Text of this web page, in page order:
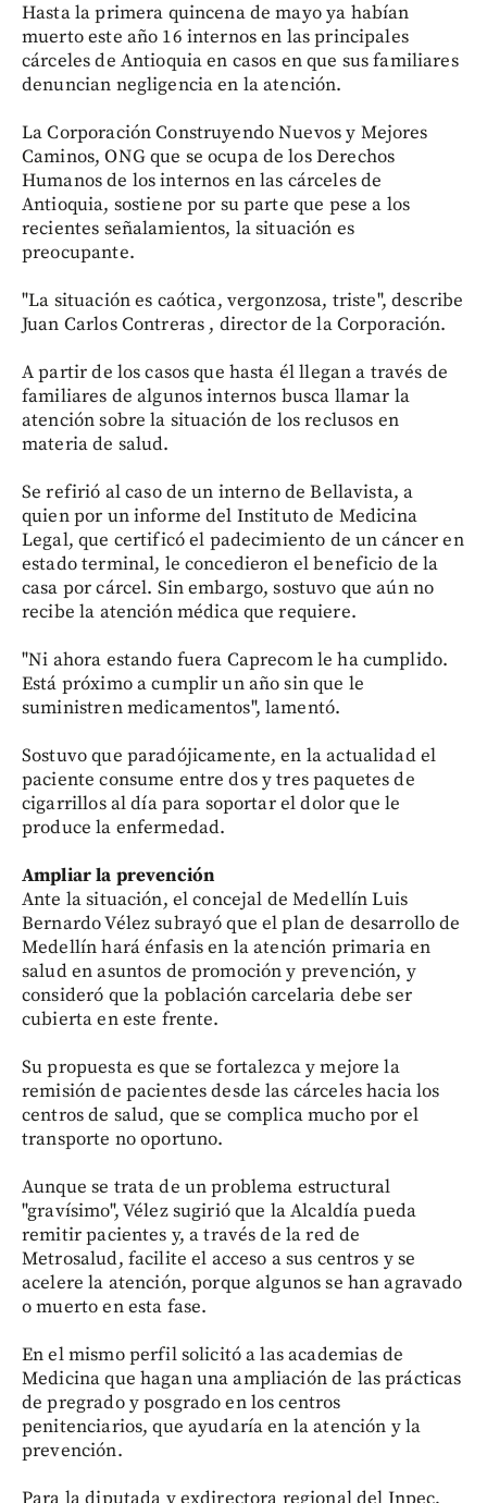
Hasta la primera quincena de mayo ya habían
muerto este año 16 internos en las principales
cárceles de Antioquia en casos en que sus familiares
denuncian negligencia en la atención.
La Corporación Construyendo Nuevos y Mejores
Caminos, ONG que se ocupa de los Derechos
Humanos de los internos en las cárceles de
Antioquia, sostiene por su parte que pese a los
recientes señalamientos, la situación es
preocupante.
"La situación es caótica, vergonzosa, triste", describe
Juan Carlos Contreras , director de la Corporación.
A partir de los casos que hasta él llegan a través de
familiares de algunos internos busca llamar la
atención sobre la situación de los reclusos en
materia de salud.
Se refirió al caso de un interno de Bellavista, a
quien por un informe del Instituto de Medicina
Legal, que certificó el padecimiento de un cáncer en
estado terminal, le concedieron el beneficio de la
casa por cárcel. Sin embargo, sostuvo que aún no
recibe la atención médica que requiere.
"Ni ahora estando fuera Caprecom le ha cumplido.
Está próximo a cumplir un año sin que le
suministren medicamentos", lamentó.
Sostuvo que paradójicamente, en la actualidad el
paciente consume entre dos y tres paquetes de
cigarrillos al día para soportar el dolor que le
produce la enfermedad.
Ampliar la prevención
Ante la situación, el concejal de Medellín Luis
Bernardo Vélez subrayó que el plan de desarrollo de
Medellín hará énfasis en la atención primaria en
salud en asuntos de promoción y prevención, y
consideró que la población carcelaria debe ser
cubierta en este frente.
Su propuesta es que se fortalezca y mejore la
remisión de pacientes desde las cárceles hacia los
centros de salud, que se complica mucho por el
transporte no oportuno.
Aunque se trata de un problema estructural
"gravísimo", Vélez sugirió que la Alcaldía pueda
remitir pacientes y, a través de la red de
Metrosalud, facilite el acceso a sus centros y se
acelere la atención, porque algunos se han agravado
o muerto en esta fase.
En el mismo perfil solicitó a las academias de
Medicina que hagan una ampliación de las prácticas
de pregrado y posgrado en los centros
penitenciarios, que ayudaría en la atención y la
prevención.